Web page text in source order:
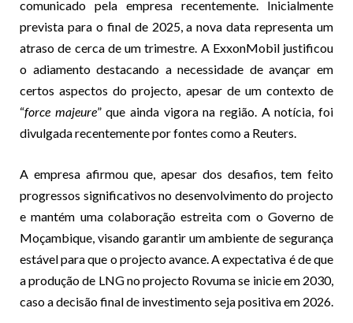
comunicado pela empresa recentemente. Inicialmente
prevista para o final de 2025, a nova data representa um
atraso de cerca de um trimestre. A ExxonMobil justificou
o adiamento destacando a necessidade de avançar em
certos aspectos do projecto, apesar de um contexto de
“force majeure” que ainda vigora na região. A notícia, foi
divulgada recentemente por fontes como a Reuters.
A empresa afirmou que, apesar dos desafios, tem feito
progressos significativos no desenvolvimento do projecto
e mantém uma colaboração estreita com o Governo de
Moçambique, visando garantir um ambiente de segurança
estável para que o projecto avance. A expectativa é de que
a produção de LNG no projecto Rovuma se inicie em 2030,
caso a decisão final de investimento seja positiva em 2026.